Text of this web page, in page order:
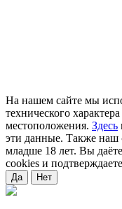
На нашем сайте мы
технического
местоположения. Здесь
эти данные. Также наш
младше 18 лет. Вы
cookies и
Да Нет